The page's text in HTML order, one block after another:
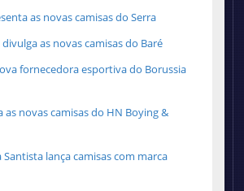
as novas camisas do Serra
as novas camisas do Baré
fornecedora esportiva do Borussia
as novas camisas do HN Boying &
Santista lança camisas com marca